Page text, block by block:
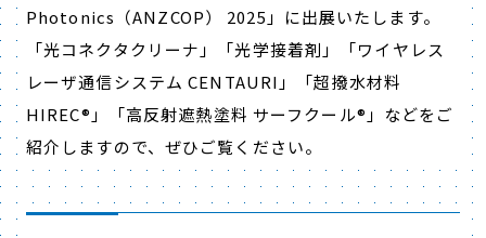
Photonics（ANZCOP） 2025」に出展いたします。
「光コネクタクリーナ」「光学接着剤」
「ワイヤレス
レーザ通信システム CENTAURI」「超撥水材料
HIREC®」「高反射遮熱塗料 サーフクール®」などをご
紹介しますので、ぜひご覧ください。